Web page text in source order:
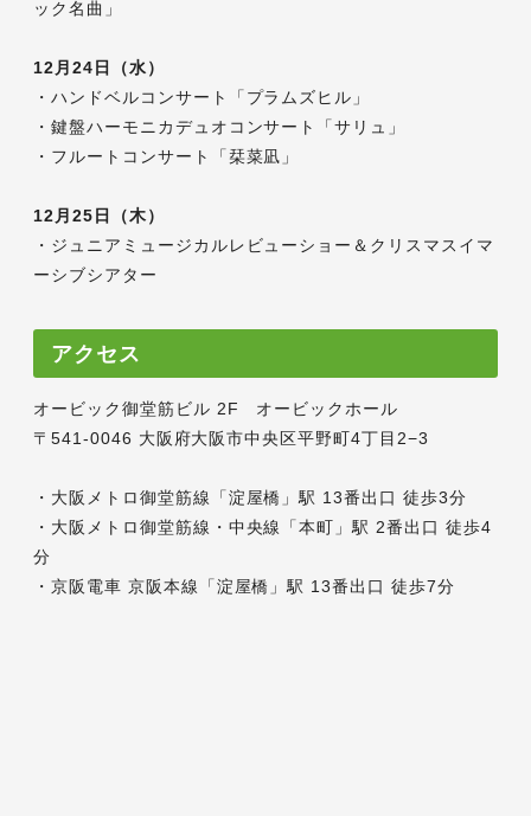
ック名曲」
12月24日（水）
・ハンドベルコンサート「プラムズヒル」
・鍵盤ハーモニカデュオコンサート「サリュ」
・フルートコンサート「栞菜凪」
12月25日（木）
・ジュニアミュージカルレビューショー＆クリスマスイマ
ーシブシアター
アクセス
オービック御堂筋ビル 2F オービックホール
〒541-0046 大阪府大阪市中央区平野町4丁目2−3
・大阪メトロ御堂筋線「淀屋橋」駅 13番出口 徒歩3分
・大阪メトロ御堂筋線・中央線「本町」駅 2番出口 徒歩4
分
・京阪電車 京阪本線「淀屋橋」駅 13番出口 徒歩7分